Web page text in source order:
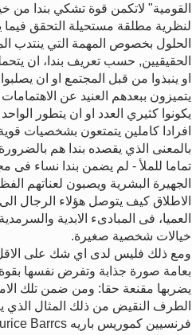
القومية" لاتكمن قوة تشكي بندا من
لنظرية مطلقة مستحيلة التحقق فيما
الحلول بخصوص المهمة التي ينتدب
الحقيقيين, حسب تعريف بندا، ان
او ينبذوا من قبل المجتمع او ان
يتميزون ببعدهم العنيد عن الاهتمامات
يكونوا كثيري العدد او ان يتطور
افرادا كاملين يتمتعون بشخصيات
بالمعنى الذي يقصده بندا هم
تماما للملأ - لم يضمن بندا نساء فى
الجهيرة البشرية ويصبون لعناتهم
الاطلاق كيف يتوصل هؤلاء الرجال
العميا، فى المبادىء الابدية
خيالات شخصية صغيرة.
ومع ذلك فليس لدى اي شك على
بعامة صورة جذابة وتفرض نفسها بقوة,
يضربها مقنعة حقا: ومن ضمن تلك
الطرف النقيض من ذلك المثال الذي